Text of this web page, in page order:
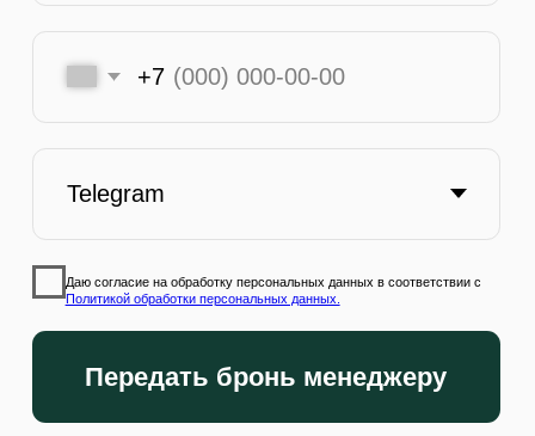
Насти Дьячковой
условия
Решаем все вопросы с управляющим
Курируем ваш досуг и расширяем
возможности